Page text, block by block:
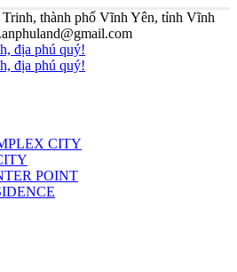
thành phố Vĩnh Yên, tỉnh Vĩnh
CITY
POINT